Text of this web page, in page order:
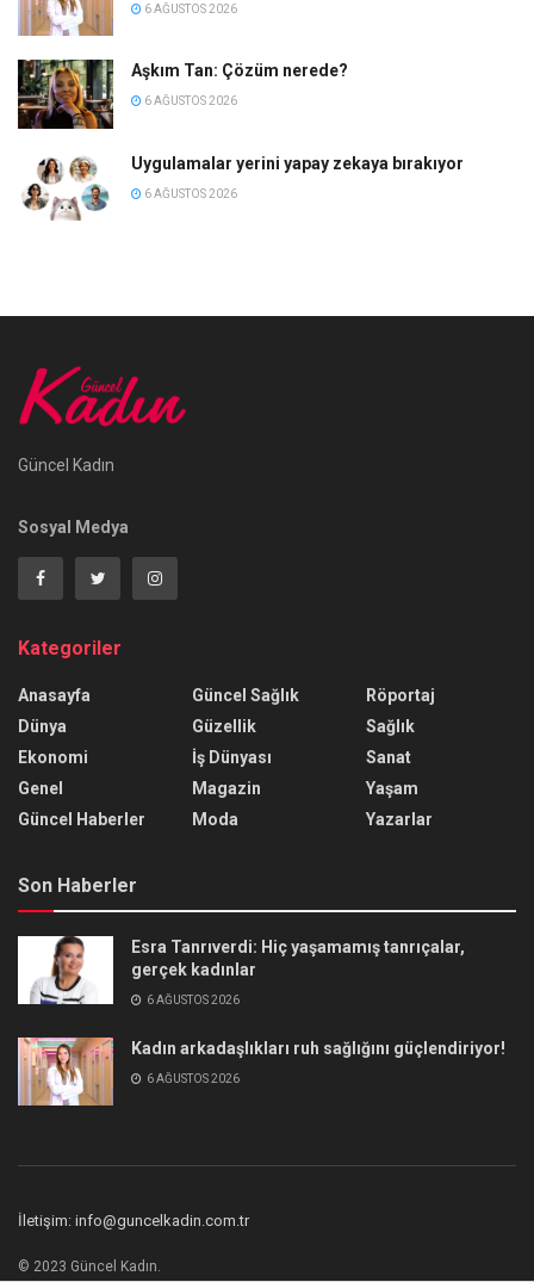
6 AĞUSTOS 2026
Aşkım Tan: Çözüm nerede?
6 AĞUSTOS 2026
Uygulamalar yerini yapay zekaya bırakıyor
6 AĞUSTOS 2026
Güncel Kadın
Sosyal Medya
Kategoriler
Anasayfa
Dünya
Ekonomi
Genel
Güncel Haberler
Güncel Sağlık
Güzellik
İş Dünyası
Magazin
Moda
Röportaj
Sağlık
Sanat
Yaşam
Yazarlar
Son Haberler
Esra Tanrıverdi: Hiç yaşamamış tanrıçalar,
gerçek kadınlar
6 AĞUSTOS 2026
Kadın arkadaşlıkları ruh sağlığını güçlendiriyor!
6 AĞUSTOS 2026
İletişim: info@guncelkadin.com.tr
© 2023 Güncel Kadın.